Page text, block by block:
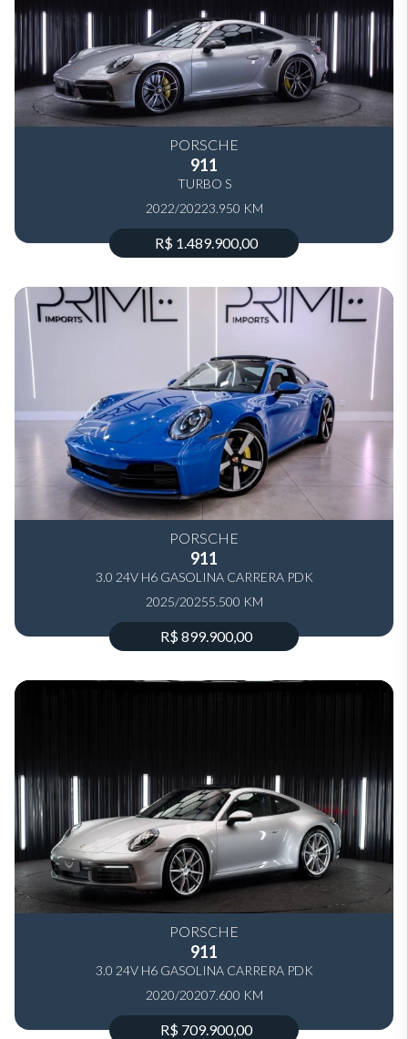
PORSCHE
911
TURBO S
2022/20223.950 KM
R$ 1.489.900,00
PORSCHE
911
3.0 24V H6 GASOLINA CARRERA PDK
2025/20255.500 KM
R$ 899.900,00
PORSCHE
911
3.0 24V H6 GASOLINA CARRERA PDK
2020/20207.600 KM
R$ 709.900,00